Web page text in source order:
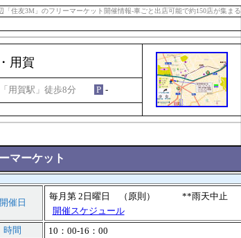
「住友3M」のフリーマーケット開催情報-車ごと出店可能で約150店が集まる
用賀
用賀駅」徒歩8分 P -
マーケット
開催日
毎月第 2日曜日 （原則） **雨天中止
開催スケジュール
時間
10：00-16：00